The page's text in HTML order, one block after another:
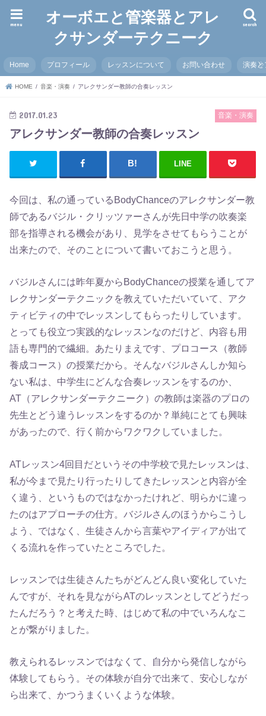
オーボエと管楽器とアレ
クサンダーテクニーク
search
menu
Home プロフィール レッスンについて お問い合わせ 演奏と
HOME 音楽・演奏 アレクサンダー教師の合奏レッスン
音楽・演奏
2017.01.23
アレクサンダー教師の合奏レッスン
LINE
今回は、私の通っているBodyChanceのアレクサンダー教
師であるバジル・クリッツァーさんが先日中学の吹奏楽
部を指導される機会があり、見学をさせてもらうことが
出来たので、そのことについて書いておこうと思う。
バジルさんには昨年夏からBodyChanceの授業を通してア
レクサンダーテクニックを教えていただいていて、アク
ティビティの中でレッスンしてもらったりしています。
とっても役立つ実践的なレッスンなのだけど、内容も用
語も専門的で繊細。あたりまえです、プロコース（教師
養成コース）の授業だから。そんなバジルさんしか知ら
ない私は、中学生にどんな合奏レッスンをするのか、
AT（アレクサンダーテクニーク）の教師は楽器のプロの
先生とどう違うレッスンをするのか？単純にとても興味
があったので、行く前からワクワクしていました。
ATレッスン4回目だというその中学校で見たレッスンは、
私が今まで見たり行ったりしてきたレッスンと内容が全
く違う、というものではなかったけれど、明らかに違っ
たのはアプローチの仕方。バジルさんのほうからこうし
よう、ではなく、生徒さんから言葉やアイディアが出て
くる流れを作っていたところでした。
レッスンでは生徒さんたちがどんどん良い変化していた
んですが、それを見ながらATのレッスンとしてどうだっ
たんだろう？と考えた時、はじめて私の中でいろんなこ
とが繋がりました。
教えられるレッスンではなくて、自分から発信しながら
体験してもらう。その体験が自分で出来て、安心しなが
ら出来て、かつうまくいくような体験。